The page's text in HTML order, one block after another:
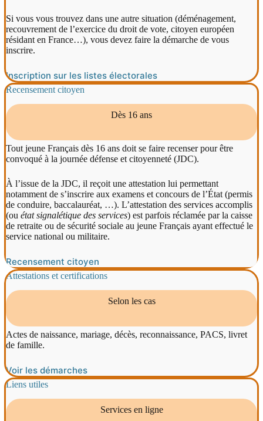
Si vous vous trouvez dans une autre situation (déménagement,
recouvrement de l’exercice du droit de vote, citoyen européen
résidant en France…), vous devez faire la démarche de vous
inscrire.
Inscription sur les listes électorales
Recensement citoyen
Dès 16 ans
Tout jeune Français dès 16 ans doit se faire recenser pour être
convoqué à la journée défense et citoyenneté (JDC).
À l’issue de la JDC, il reçoit une attestation lui permettant
notamment de s’inscrire aux examens et concours de l’État (permis
de conduire, baccalauréat, …). L’attestation des services accomplis
(ou état signalétique des services) est parfois réclamée par la caisse
de retraite ou de sécurité sociale au jeune Français ayant effectué le
service national ou militaire.
Recensement citoyen
Attestations et certifications
Selon les cas
Actes de naissance, mariage, décès, reconnaissance, PACS, livret
de famille.
Voir les démarches
Liens utiles
Services en ligne